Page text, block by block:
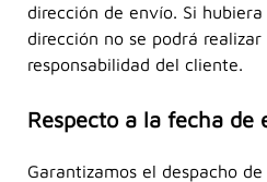
dirección de envío. Si
dirección no se podrá
responsabilidad del cliente.
Respecto a la fecha de
Garantizamos el despacho